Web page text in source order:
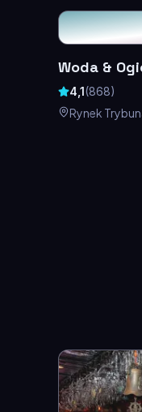
Woda &
4,1(868)
Rynek